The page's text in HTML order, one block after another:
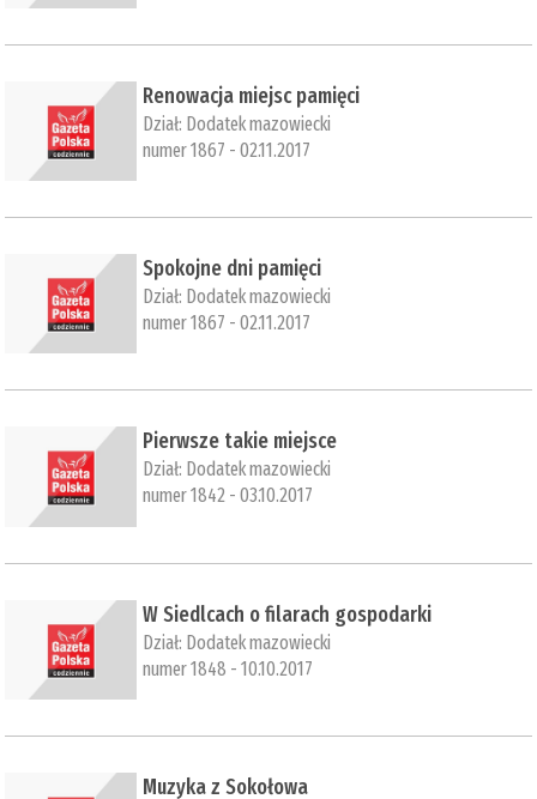
​Renowacja miejsc pamięci
Dział: Dodatek mazowiecki
numer 1867 - 02.11.2017
​Spokojne dni pamięci
Dział: Dodatek mazowiecki
numer 1867 - 02.11.2017
Pierwsze takie miejsce
Dział: Dodatek mazowiecki
numer 1842 - 03.10.2017
W Siedlcach o filarach gospodarki
Dział: Dodatek mazowiecki
numer 1848 - 10.10.2017
Muzyka z Sokołowa